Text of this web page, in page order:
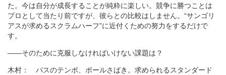
た。今は自分が成長することが純粋に楽しい。競争に勝つことは
プロとして当たり前ですが、彼らとの比較はしません。“サンゴリ
アスが求めるスクラムハーフ”に近付くための努力をするだけで
す。
――そのために克服しなければいけない課題は？
木村： パスのテンポ、ボールさばき。求められるスタンダード